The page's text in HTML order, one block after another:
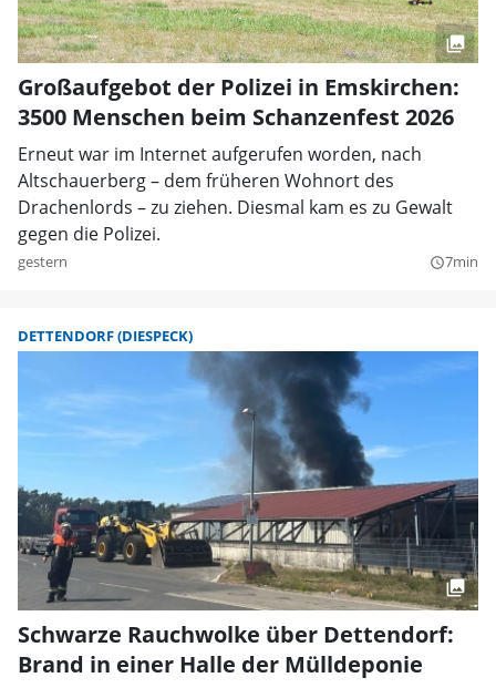
Großaufgebot der Polizei in Emskirchen:
3500 Menschen beim Schanzenfest 2026
Erneut war im Internet aufgerufen worden, nach
Altschauerberg – dem früheren Wohnort des
Drachenlords – zu ziehen. Diesmal kam es zu Gewalt
gegen die Polizei.
gestern query_builder7min
DETTENDORF (DIESPECK)
Schwarze Rauchwolke über Dettendorf:
Brand in einer Halle der Mülldeponie